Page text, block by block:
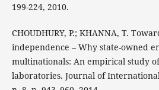
199-224, 2010.
CHOUDHURY, P.; KHANNA, T.
independence – Why state-owned
multinationals: An empirical study
laboratories. Journal of International